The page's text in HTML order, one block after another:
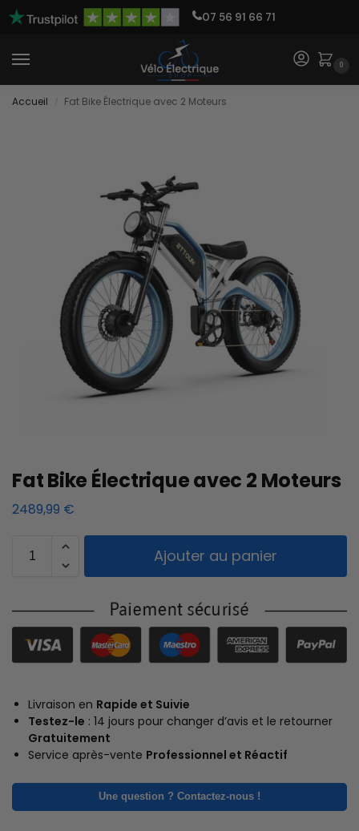
07 56 91 66 71
0
Accueil Fat Bike Électrique avec 2 Moteurs
Fat Bike Électrique avec 2 Moteurs
2489,99 €
Ajouter au panier
Livraison en Rapide et Suivie
Testez-le : 14 jours pour changer d’avis et le retourner
Gratuitement
Service après-vente Professionnel et Réactif
Une question ? Contactez-nous !